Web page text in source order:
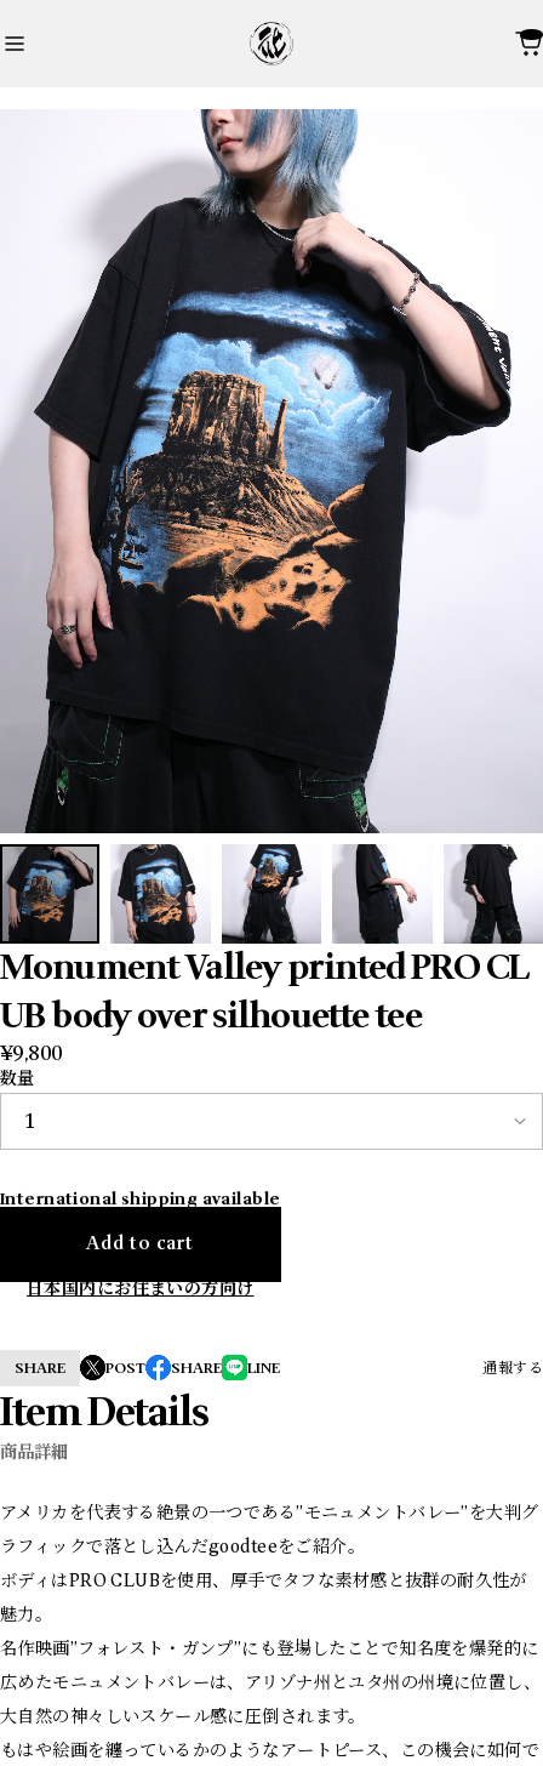
Monument Valley printed PRO CL
UB body over silhouette tee
¥9,800
数量
International shipping available
Add to cart
日本国内にお住まいの方向け
SHARE POST SHARE LINE 通報する
Item Details
商品詳細
アメリカを代表する絶景の一つである”モニュメントバレー”を大判グ
ラフィックで落とし込んだgoodteeをご紹介。
ボディはPRO CLUBを使用、厚手でタフな素材感と抜群の耐久性が
魅力。
名作映画”フォレスト・ガンプ”にも登場したことで知名度を爆発的に
広めたモニュメントバレーは、アリゾナ州とユタ州の州境に位置し、
大自然の神々しいスケール感に圧倒されます。
もはや絵画を纏っているかのようなアートピース、この機会に如何で